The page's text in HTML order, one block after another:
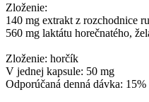
Zloženie:
140 mg extrakt z rozchodnice
560 mg laktátu horečnatého,
Zloženie: horčík
V jednej kapsule: 50 mg
Odporúčaná denná dávka: 15%